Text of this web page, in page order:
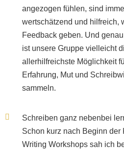
angezogen fühlen, sind
wertschätzend und hilfreich,
Feedback geben. Und
ist unsere Gruppe vielleicht
allerhilfreichste Möglichkeit
Erfahrung, Mut und
sammeln.
Schreiben ganz nebenbei
Schon kurz nach Beginn der
Writing Workshops sah ich